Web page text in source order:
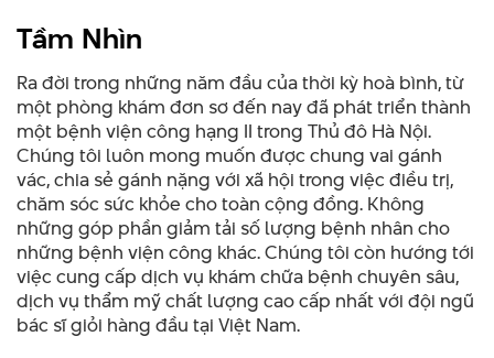
Tầm Nhìn
Ra đời trong những năm đầu của thời kỳ hoà bình, từ
một phòng khám đơn sơ đến nay đã phát triển thành
một bệnh viện công hạng II trong Thủ đô Hà Nội.
Chúng tôi luôn mong muốn được chung vai gánh
vác, chia sẻ gánh nặng với xã hội trong việc điều trị,
chăm sóc sức khỏe cho toàn cộng đồng. Không
những góp phần giảm tải số lượng bệnh nhân cho
những bệnh viện công khác. Chúng tôi còn hướng tới
việc cung cấp dịch vụ khám chữa bệnh chuyên sâu,
dịch vụ thẩm mỹ chất lượng cao cấp nhất với đội ngũ
bác sĩ giỏi hàng đầu tại Việt Nam.